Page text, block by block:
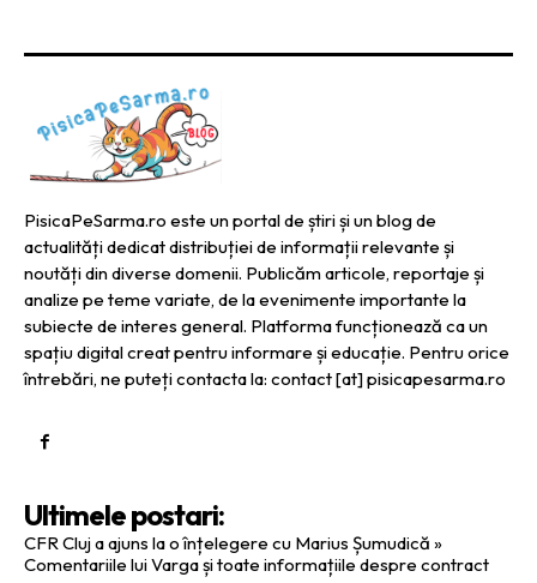
PisicaPeSarma.ro este un portal de știri și un blog de
actualități dedicat distribuției de informații relevante și
noutăți din diverse domenii. Publicăm articole, reportaje și
analize pe teme variate, de la evenimente importante la
subiecte de interes general. Platforma funcționează ca un
spațiu digital creat pentru informare și educație. Pentru orice
întrebări, ne puteți contacta la: contact [at] pisicapesarma.ro
Ultimele postari:
CFR Cluj a ajuns la o înțelegere cu Marius Șumudică »
Comentariile lui Varga și toate informațiile despre contract